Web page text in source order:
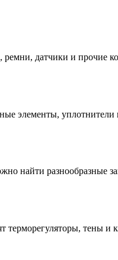
датчики и прочие
элементы,
найти разнообразные
терморегуляторы, тены